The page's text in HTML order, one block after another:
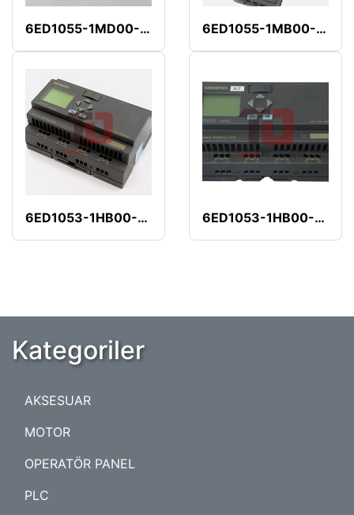
6ED1055-1MD00-0BA1 6ED1055-1MB00-0BA0
6ED1053-1HB00-0BA2 6ED1053-1HB00-0BA1
Kategoriler
AKSESUAR
MOTOR
OPERATÖR PANEL
PLC